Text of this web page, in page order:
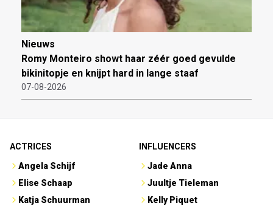
Nieuws
Romy Monteiro showt haar zéér goed gevulde
bikinitopje en knijpt hard in lange staaf
07-08-2026
ACTRICES
Angela Schijf
Elise Schaap
Katja Schuurman
INFLUENCERS
Jade Anna
Juultje Tieleman
Kelly Piquet